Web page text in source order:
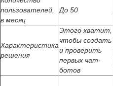
пользователей,
в месяц
До 50
Характеристика
решения
Этого хватит,
чтобы создать
и проверить
первых чат-
ботов